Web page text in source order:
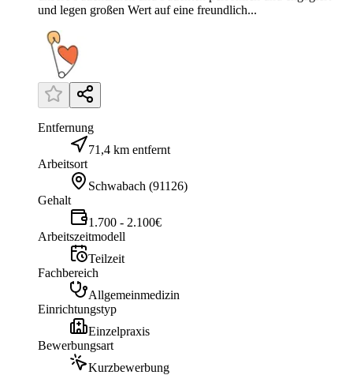
und legen großen Wert auf eine freundlich...
Entfernung
71,4 km entfernt
Arbeitsort
Schwabach (91126)
Gehalt
1.700 - 2.100€
Arbeitszeitmodell
Teilzeit
Fachbereich
Allgemeinmedizin
Einrichtungstyp
Einzelpraxis
Bewerbungsart
Kurzbewerbung